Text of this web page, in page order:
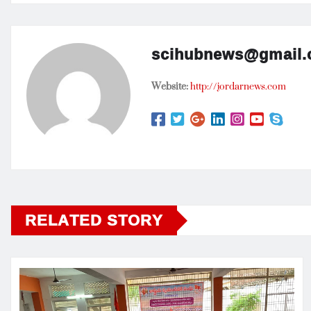
Website:http://jordarnews.com
RELATED STORY